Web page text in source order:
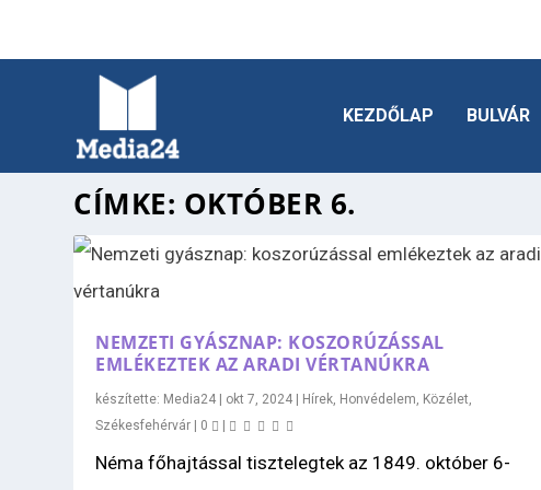
KEZDŐLAP BULVÁR
CÍMKE: OKTÓBER 6.
NEMZETI GYÁSZNAP: KOSZORÚZÁSSAL
EMLÉKEZTEK AZ ARADI VÉRTANÚKRA
készítette: Media24 okt 7, 2024 Hírek, Honvédelem, Közélet,
Székesfehérvár
0
Néma főhajtással tisztelegtek az 1849. október 6-